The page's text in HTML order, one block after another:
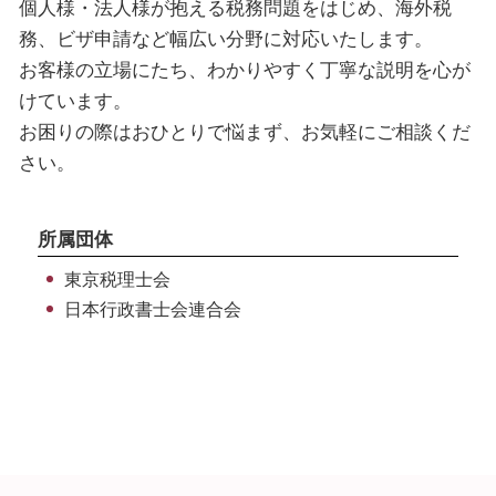
法人税 計算方法
税務書類 保存期間
ビザ申請 代行 メリット
就労ビザ とは
就労 ビザ 期間
ビザ 申請書
就労 ビザ 種類
法人 東京都 相談
税務相談 神奈川県 税理士
法人 台東区 相談
法人 中央区 相談
法人 埼玉県 相談
税務相談 渋谷区 税理士
個人様・法人様が抱える税務問題をはじめ、海外税
務、ビザ申請など幅広い分野に対応いたします。
お客様の立場にたち、わかりやすく丁寧な説明を心が
けています。
お困りの際はおひとりで悩まず、お気軽にご相談くだ
さい。
所属団体
東京税理士会
日本行政書士会連合会